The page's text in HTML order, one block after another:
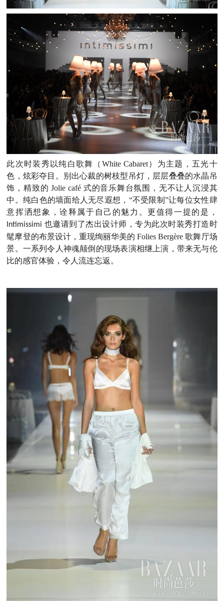
此次时装秀以纯白歌舞（White Cabaret）为主题，五光十
色，炫彩夺目。别出心裁的树枝型吊灯，层层叠叠的水晶吊
饰，精致的 Jolie café 式的音乐舞台氛围，无不让人沉浸其
中。纯白色的墙面给人无尽遐想， “不受限制”让每位女性肆
意挥洒想象，诠释属于自己的魅力。更值得一提的是，
Intimissimi 也邀请到了杰出设计师，专为此次时装秀打造时
髦摩登的布景设计，重现绚丽华美的 Folies Bergère 歌舞厅场
景。一系列令人神魂颠倒的现场表演相继上演，带来无与伦
比的感官体验，令人流连忘返。